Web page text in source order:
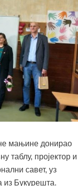
мањине донирао
таблу, пројектор и
савет, уз
из Букурешта.